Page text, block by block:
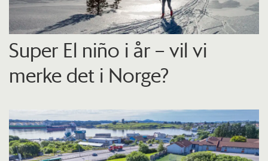
Super El niño i år – vil vi
merke det i Norge?